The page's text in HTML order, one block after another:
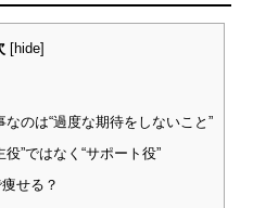
[hide]
のは“過度な期待をしないこと”
”ではなく“サポート役”
せる？